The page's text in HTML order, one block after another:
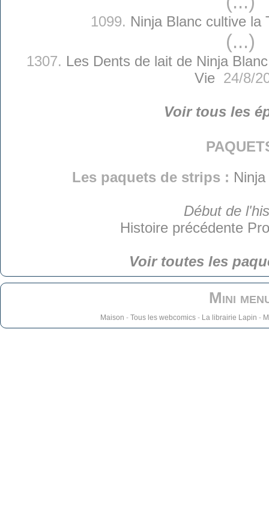
1099. Ninja Blanc cultive la
(...)
1307. Les Dents de lait de Ninja
Vie24/8/
Voir tous les
Les paquets de strips :
Début de
Histoire précédente
Voir toutes les
Mini
Maison - Tous les webcomics- La librairie Lapin -